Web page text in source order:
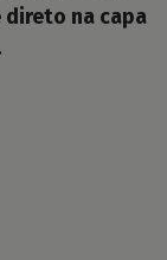
direto na capa